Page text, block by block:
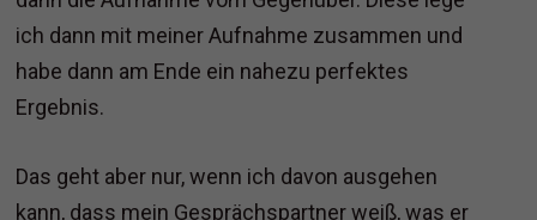
ich dann mit meiner Aufnahme zusammen und
habe dann am Ende ein nahezu perfektes
Ergebnis.
Das geht aber nur, wenn ich davon ausgehen
kann, dass mein Gesprächspartner weiß, was er